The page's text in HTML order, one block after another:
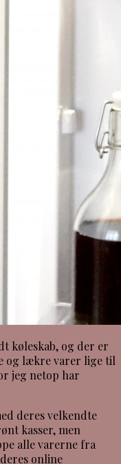
køleskab, og der er
og lækre varer lige til
jeg netop har
deres velkendte
kasser, men
alle varerne fra
online